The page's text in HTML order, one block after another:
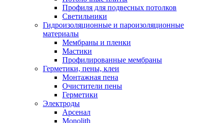
Профиля для подвесных потолков
Светильники
Гидроизоляционные и пароизоляционные
материалы
Мембраны и пленки
Мастики
Профилированные мембраны
Герметики, пены, клеи
Монтажная пена
Очистители пены
Герметики
Электроды
Арсенал
Monolith